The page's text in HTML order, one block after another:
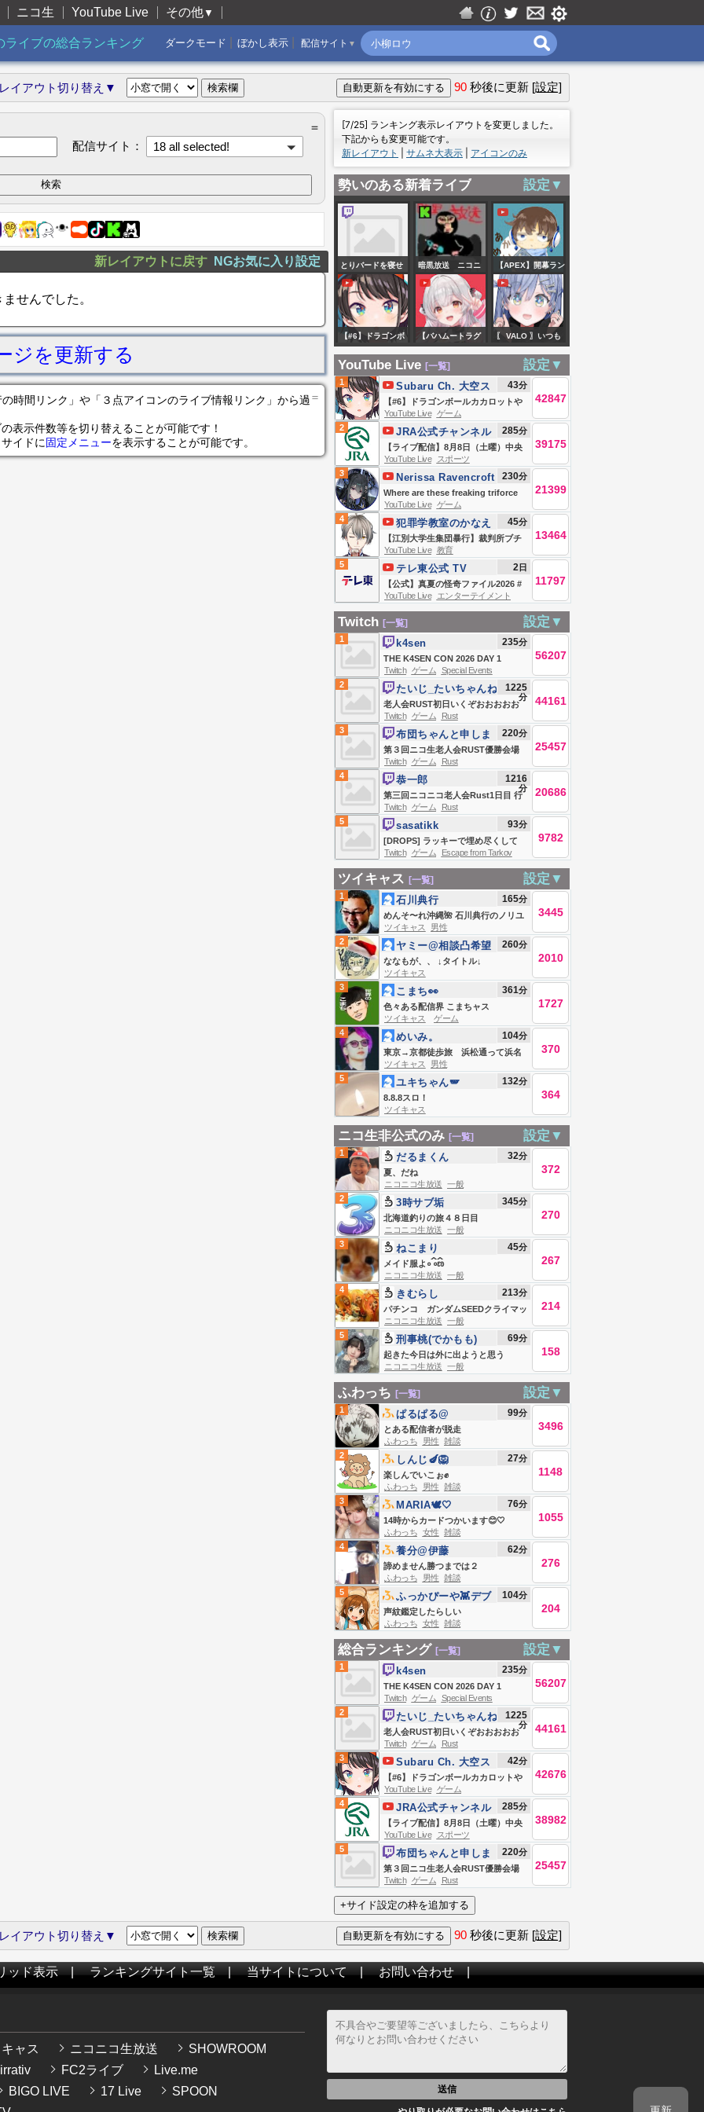
ニコ生 YouTube Live その他▼
ライブの総合ランキング 配信サイト ▼
ぼかし表示
ダークモード
イアウト切り替え▼ 90 秒後に更新 [設定]
＝
配信サイト：
18 all selected!
新レイアウトに戻す NGお気に入り設定
せんでした。
ジを更新する
＝
時間リンク」や「３点アイコンのライブ情報リンク」から過
表示件数等を切り替えることが可能です！
イドに固定メニューを表示することが可能です。
[7/25] ランキング表示レイアウトを変更しました。
下記からも変更可能です。
新レイアウト
サムネ大表示 アイコンのみ
勢いのある新着ライブ 設定▼
とりバードを寝せ
て拠点を守り抜け
【ニコニコ老人会
RUST】
暗黒放送 ニコニ
コ老人会RUST第三
回 横山緑、アス
カタン、ぱいなぽ
ー コレコレ ぽ
き連合 放送
【APEX】開幕ラン
クを本気でやる
【#6】ドラゴンボ
ールカカロットや
ああああああああ
ああああああああ
ああああああ
あ！！！！！！
【ホロライブ/大空
スバル】
【バハムートラグ
ーン】18章から！
スクウェアの名
作！バハムートラ
グーンを初見プレ
イ！Bahamut
Lagoon【周防パト
ラ】
〖 VALO 〗いつも
の。の巻〖 ぶいす
ぽっ！ / 夜乃くろむ
YouTube Live [一覧] 設定▼
1
【#6】ドラゴンボールカカロットや
るしゅばああああああああああああ
ああああああああああああああ
あ！！！！！！【ホロライブ/大空ス
バル】
Subaru Ch. 大空ス
バル
43分
42847
YouTube Live ゲーム
2
【ライブ配信】8月8日（土曜）中央
競馬全レース中継（新潟・中京・札
幌）
JRA公式チャンネル 285分
39175
YouTube Live
スポーツ
3
Where are these freaking triforce
charts? | The Legend of Zelda:
The Wind Waker
Nerissa Ravencroft
Ch. hololive-EN
230分
21399
YouTube Live ゲーム
4
【江別大学生集団暴行】裁判所ブチ
ギレの厳罰…当時18歳少年に無期懲
役判決が出ました【かなえ先生の解
説】
犯罪学教室のかなえ
先生 V
Criminologist
45分
13464
YouTube Live 教育
5
【公式】真夏の怪奇ファイル2026 #
恐怖 #心霊
テレ東公式 TV
TOKYO
2 日
11797
YouTube Live エンターテイメント
Twitch [一覧] 設定▼
1
THE K4SEN CON 2026 DAY 1
k4sen 235分
56207
Twitch ゲーム Special Events
2
老人会RUST初日いくぞおおおおお
おおおおお
たいじ_たいちゃんね
る
1225
分 44161
Twitch ゲーム
Rust
3
第３回ニコ生老人会RUST優勝会場
お布団ちゃん、う〇ちちゃん、恭ち
ゃん、キズナ ２日目
布団ちゃんと申しま
す
220分
25457
Twitch ゲーム
Rust
4
第三回ニコニコ老人会Rust1日目 行
くぞ‼優勝
恭一郎 1216
分 20686
Twitch ゲーム
Rust
5
[DROPS] ラッキーで埋め尽くして
Escape From Tarkov
sasatikk 93分
9782
Twitch ゲーム Escape from Tarkov
ツイキャス [一覧] 設定▼
1
めんそ〜れ沖縄🌺 石川典行のノリユ
キラジオ
石川典行 165分
3445
ツイキャス
男性
2
ななもが、、 ↓タイトル↓
ヤミー@相談凸希望
はLINEへ
260分
2010
ツイキャス
3
色々ある配信界 こまちャス
こまち👀 361分
1727
ツイキャス
ゲーム
4
東京→京都徒歩旅 浜松通って浜名
湖 今日もなんとか。
めいみ。 104分
370
ツイキャス
男性
5
8.8.8スロ！
ユキちゃん🪽 132分
364
ツイキャス
ニコ生非公式のみ [一覧] 設定▼
1
夏、だね
だるまくん 32分
372
ニコニコ生放送 一般
2
北海道釣りの旅４８日目
3時サブ垢 345分
270
ニコニコ生放送 一般
3
メイド服よ‎᭜꛰ ᭜꛰ಣ
ねこまり 45分
267
ニコニコ生放送 一般
4
パチンコ ガンダムSEEDクライマッ
クス
きむらし 213分
214
ニコニコ生放送 一般
5
起きた今日は外に出ようと思う
刑事桃(でかもも) 69分
158
ニコニコ生放送 一般
ふわっち [一覧] 設定▼
1
とある配信者が脱走
ぱるぱる@ 99分
3496
ふわっち 男性 雑談
2
楽しんでいこぉ✊
しんじ🍆🦁 27分
1148
ふわっち 男性 雑談
3
14時からカードつかいます😊🤍
MARIA🕊🤍 76分
1055
ふわっち 女性 雑談
4
諦めません勝つまでは２
養分@伊藤 62分
276
ふわっち 男性 雑談
5
声紋鑑定したらしい
ふっかぴーや👾デブ
編
104分
204
ふわっち 女性 雑談
総合ランキング [一覧] 設定▼
1
THE K4SEN CON 2026 DAY 1
k4sen 235分
56207
Twitch ゲーム Special Events
2
老人会RUST初日いくぞおおおおお
おおおおお
たいじ_たいちゃんね
る
1225
分 44161
Twitch ゲーム
Rust
3
【#6】ドラゴンボールカカロットや
るしゅばああああああああああああ
ああああああああああああああ
あ！！！！！！【ホロライブ/大空ス
バル】
Subaru Ch. 大空ス
バル
42分
42676
YouTube Live ゲーム
4
【ライブ配信】8月8日（土曜）中央
競馬全レース中継（新潟・中京・札
幌）
JRA公式チャンネル 285分
38982
YouTube Live
スポーツ
5
第３回ニコ生老人会RUST優勝会場
お布団ちゃん、う〇ちちゃん、恭ち
ゃん、キズナ ２日目
布団ちゃんと申しま
す
220分
25457
Twitch ゲーム Rust
イアウト切り替え▼ 90 秒後に更新 [設定]
ッド表示|ランキングサイト一覧|当サイトについて|お問い合わせ|
ャス ニコニコ生放送
SHOWROOM
FC2ライブ
Live.me
BIGO LIVE
17 Live
SPOON
送信